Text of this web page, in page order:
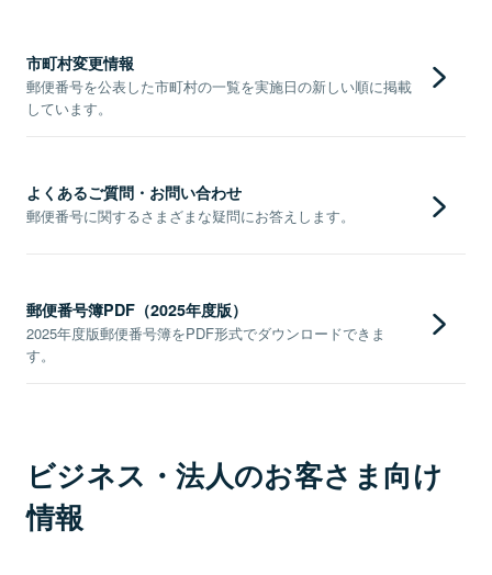
市町村変更情報
郵便番号を公表した市町村の一覧を実施日の新しい順に掲載
しています。
よくあるご質問・お問い合わせ
郵便番号に関するさまざまな疑問にお答えします。
郵便番号簿PDF（2025年度版）
2025年度版郵便番号簿をPDF形式でダウンロードできま
す。
ビジネス・法人のお客さま向け
情報